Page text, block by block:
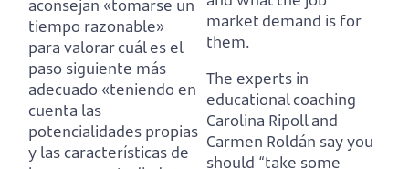
aconsejan «tomarse un
tiempo razonable»
para valorar cuál esel
paso siguiente más
adecuado «teniendo en
cuenta las
potencialidades propias
y las características de
market demand is for
them.
The experts in
educational coaching
Carolina Ripoll and
Carmen Roldán say you
should “take some